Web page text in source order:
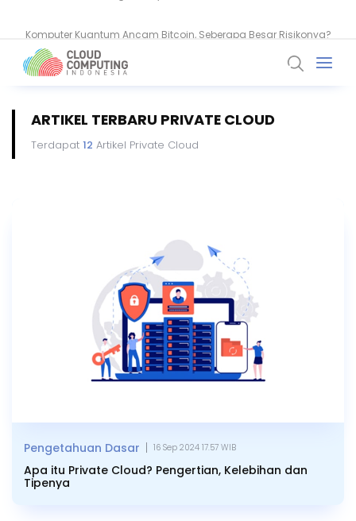
ARTIKEL TERBARU PRIVATE CLOUD
Terdapat 12 Artikel Private Cloud
Apa itu Private Cloud? Pengertian, Kelebihan dan
Tipenya
Pengetahuan Dasar | 16 Sep 2024 17.57 WIB